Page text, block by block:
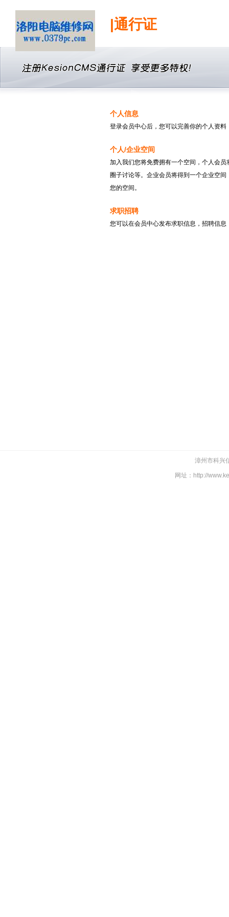
|通行证
个人信息
登录会员中心后，您可以完善你的个人资
个人/企业空间
加入我们您将免费拥有一个空间，个人会
圈子讨论等。企业会员将得到一个企业空
您的空间。
求职招聘
您可以在会员中心发布求职信息，招聘信
漳州市科兴
网址：http://